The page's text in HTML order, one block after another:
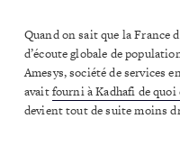
Quand on sait que la France
d’écoute globale de
Amesys, société de services
avaitfourni à Kadhafi de
devient tout de suite moins